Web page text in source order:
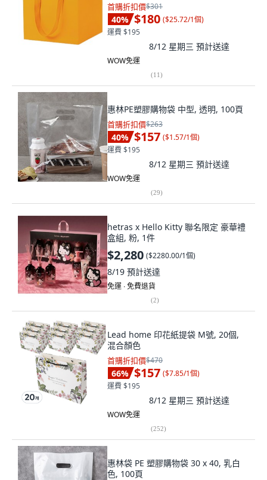
首購折扣價$301
40% $180 ($25.72/1個)
運費 $195
8/12 星期三 預計送達
WOW免運
(11)
惠林PE塑膠購物袋 中型, 透明, 100頁
首購折扣價$263
40% $157 ($1.57/1個)
運費 $195
8/12 星期三 預計送達
WOW免運
(29)
hetras x Hello Kitty 聯名限定 豪華禮
盒組, 粉, 1件
$2,280 ($2280.00/1個)
8/19 預計送達
免運 ∙ 免費退貨
(2)
Lead home 印花紙提袋 M號, 20個,
混合顏色
首購折扣價$470
66% $157 ($7.85/1個)
運費 $195
8/12 星期三 預計送達
WOW免運
(252)
惠林袋 PE 塑膠購物袋 30 x 40, 乳白
色, 100頁